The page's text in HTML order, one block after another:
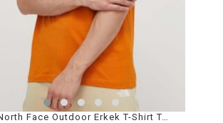
The North Face Outdoor Erkek T-Shirt Turuncu